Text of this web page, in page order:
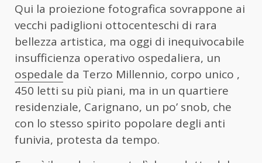
Qui la proiezione fotografica sovrappone ai
vecchi padiglioni ottocenteschi di rara
bellezza artistica, ma oggi di inequivocabile
insufficienza operativo ospedaliera, un
ospedale da Terzo Millennio, corpo unico ,
450 letti su più piani, ma in un quartiere
residenziale, Carignano, un po’ snob, che
con lo stesso spirito popolare degli anti
funivia, protesta da tempo.